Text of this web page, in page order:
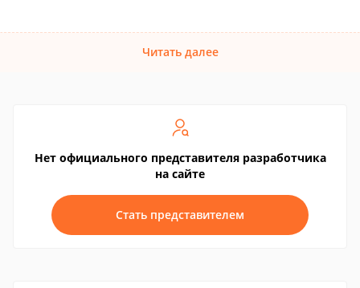
Читать далее
Нет официального представителя разработчика
на сайте
Стать представителем